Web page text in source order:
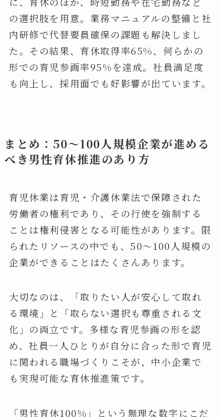
の選択肢を用意。業務マニュアルの整備と社
内研修で代替要員確保の課題も解決しまし
た。その結果、育休取得率65%、何らかの
形での育児参画率95%を達成。社員満足度
も向上し、採用面でも好影響が出ています。
まとめ：50～100人規模企業が進める
べき男性育休推進のあり方
育児休業は育児・介護休業法で保障された
労働者の権利であり、その行使を強制する
ことは権利侵害となる可能性があります。限
られたリソースの中でも、50～100人規模の
企業ができることはたくさんあります。
大切なのは、「取りたい人が安心して取れ
る環境」と「取らない選択も尊重される文
化」の両立です。多様な育児参画の形を認
め、社員一人ひとりが自分に合った形で育児
に関われる職場づくりこそが、中小企業で
も実現可能な育休推進策です。
「男性育休100%」という無理な数字にこだ